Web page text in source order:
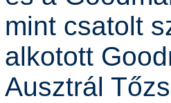
mint csatolt
alkotott
Ausztrál